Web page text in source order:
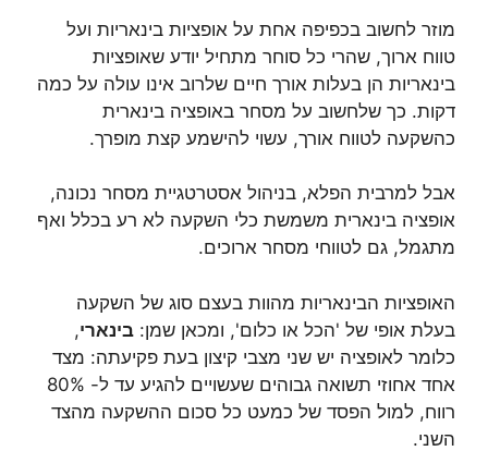
מוזר לחשוב בכפיפה אחת על אופציות בינאריות ועל
טווח ארוך, שהרי כל סוחר מתחיל יודע שאופציות
בינאריות הן בעלות אורך חיים שלרוב אינו עולה על כמה
דקות. כך שלחשוב על מסחר באופציה בינארית
כהשקעה לטווח אורך, עשוי להישמע קצת מופרך.
אבל למרבית הפלא, בניהול אסטרטגיית מסחר נכונה,
אופציה בינארית משמשת כלי השקעה לא רע בכלל ואף
מתגמל, גם לטווחי מסחר ארוכים.
האופציות הבינאריות מהוות בעצם סוג של השקעה
בעלת אופי של 'הכל או כלום', ומכאן שמן: בינארי,
כלומר לאופציה יש שני מצבי קיצון בעת פקיעתה: מצד
אחד אחוזי תשואה גבוהים שעשויים להגיע עד ל- 80%
רווח, למול הפסד של כמעט כל סכום ההשקעה מהצד
השני.